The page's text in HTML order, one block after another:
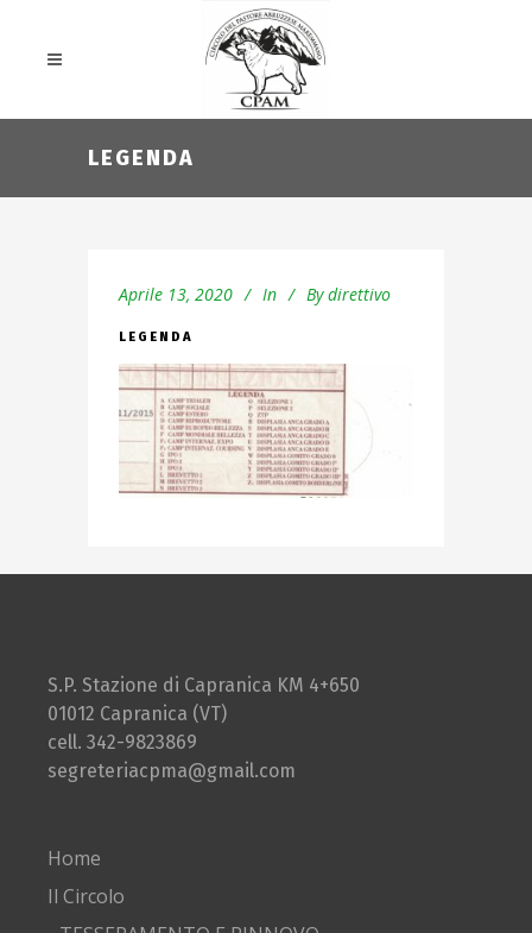
LEGENDA
Aprile 13, 2020 In By direttivo
LEGENDA
S.P. Stazione di Capranica KM 4+650
01012 Capranica (VT)
cell. 342-9823869
segreteriacpma@gmail.com
Home
Il Circolo